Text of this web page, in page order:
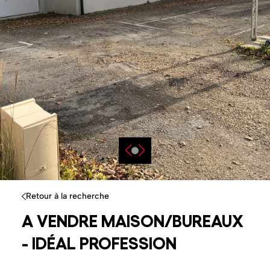
Retour à la recherche
A VENDRE MAISON/BUREAUX
- IDÉAL PROFESSION